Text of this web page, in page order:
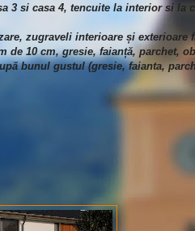
3 si casa 4, tencuite la interior si la
zugraveli interioare și exterioare
de 10 cm, gresie, faianță, parchet,
bunul gustul (gresie, faianta,